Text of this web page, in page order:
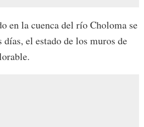
en la cuenca del río Choloma se
el estado de los muros de